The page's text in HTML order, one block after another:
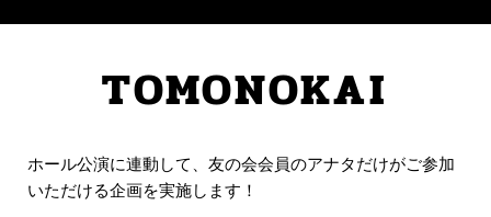
TOMONOKAI
ホール公演に連動して、友の会会員のアナタだけがご参加
いただける企画を実施します！